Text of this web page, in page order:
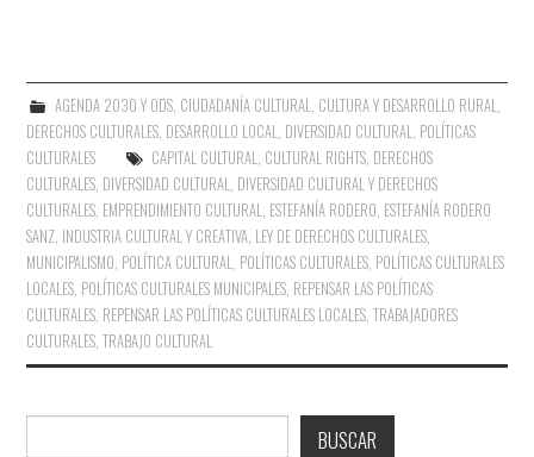
AGENDA 2030 Y ODS, CIUDADANÍA CULTURAL, CULTURA Y DESARROLLO RURAL,
DERECHOS CULTURALES, DESARROLLO LOCAL, DIVERSIDAD CULTURAL, POLÍTICAS
CULTURALES
CAPITAL CULTURAL, CULTURAL RIGHTS, DERECHOS
CULTURALES, DIVERSIDAD CULTURAL, DIVERSIDAD CULTURAL Y DERECHOS
CULTURALES, EMPRENDIMIENTO CULTURAL, ESTEFANÍA RODERO, ESTEFANÍA RODERO
SANZ, INDUSTRIA CULTURAL Y CREATIVA, LEY DE DERECHOS CULTURALES,
MUNICIPALISMO, POLÍTICA CULTURAL, POLÍTICAS CULTURALES, POLÍTICAS CULTURALES
LOCALES, POLÍTICAS CULTURALES MUNICIPALES, REPENSAR LAS POLÍTICAS
CULTURALES, REPENSAR LAS POLÍTICAS CULTURALES LOCALES,TRABAJADORES
CULTURALES,TRABAJO CULTURAL
BUSCAR